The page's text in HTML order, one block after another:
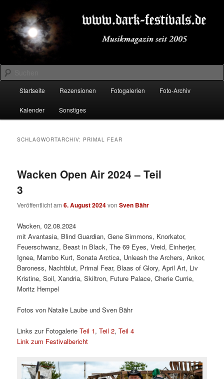
primären
Inhalt
springen
sekundären
Inhalt
springenDARK-FESTIVALS.DE
Suchen
Startseite Rezensionen Fotogalerien Foto-Archiv
Kalender Sonstiges
SCHLAGWORTARCHIV: PRIMAL FEAR
Wacken Open Air 2024 – Teil
3
Veröffentlicht am6. August 2024vonSven Bähr
Wacken, 02.08.2024
mit Avantasia, Blind Guardian, Gene Simmons, Knorkator,
Feuerschwanz, Beast in Black, The 69 Eyes, Vreid, Einherjer,
Ignea, Mambo Kurt, Sonata Arctica, Unleash the Archers, Ankor,
Baroness, Nachtblut, Primal Fear, Blaas of Glory, April Art, Liv
Kristine, Soil, Xandria, Skiltron, Future Palace, Cherie Currie,
Moritz Hempel
Fotos von Natalie Laube und Sven Bähr
Links zur FotogalerieTeil 1,Teil 2,Teil 4
Link zum Festivalbericht